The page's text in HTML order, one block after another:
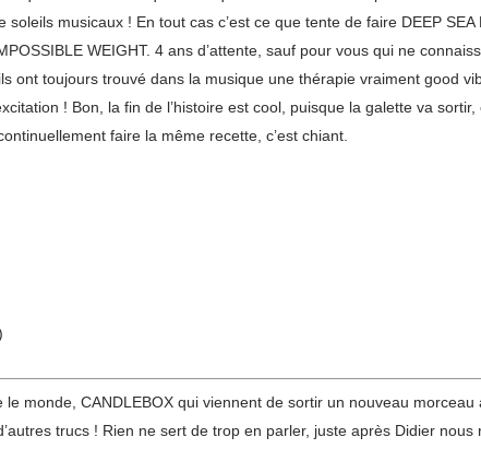
musicaux ! En tout cas c’est ce que tente de faire DEEP
WEIGHT. 4 ans d’attente, sauf pour vous qui ne
ont toujours trouvé dans la musique une thérapie vraiment good
! Bon, la fin de l’histoire est cool, puisque la galette va
faire la même recette, c’est chiant.
monde, CANDLEBOX qui viennent de sortir un nouveau
trucs ! Rien ne sert de trop en parler, juste après Didier